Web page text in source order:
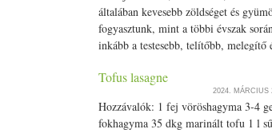
amikor túlmelegszik a test, már
támogatni, csatlakozz a Szezonális
tisztitas Ha szeretnél a tavaszi
táplálkozás és
#egészségmegőrzés #ájurvéda
#tavaszi
általában kevesebb zöldséget és
fogyasztunk, mint a többi évszak
inkább a testesebb, telítőbb, melegítő
bazsalikomteszi különlegessé
Tofus lasagne
2024. MÁRCIUS
Hozzávalók: 1 fej vöröshagyma 3-4
fokhagyma 35 dkg marinált tofu 1 l